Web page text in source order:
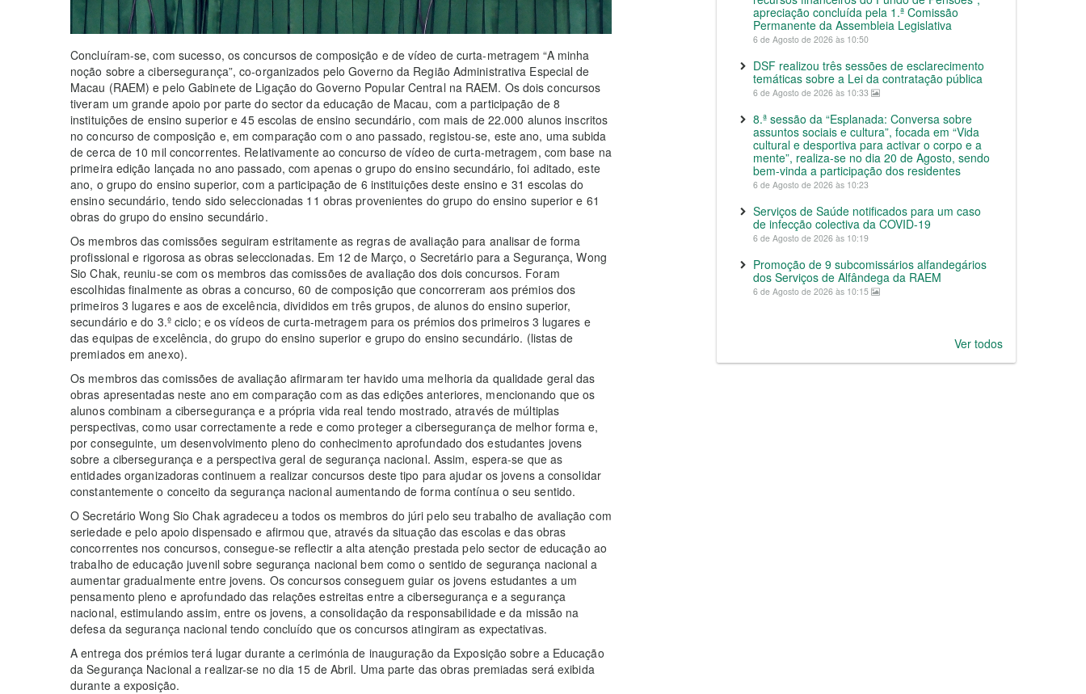
Concluíram-se, com sucesso, os concursos de composição e de vídeo de curta-metragem “A minha
noção sobre a cibersegurança”, co-organizados pelo Governo da Região Administrativa Especial de
Macau (RAEM) e pelo Gabinete de Ligação do Governo Popular Central na RAEM. Os dois concursos
tiveram um grande apoio por parte do sector da educação de Macau, com a participação de 8
instituições de ensino superior e 45 escolas de ensino secundário, com mais de 22.000 alunos inscritos
no concurso de composição e, em comparação com o ano passado, registou-se, este ano, uma subida
de cerca de 10 mil concorrentes. Relativamente ao concurso de vídeo de curta-metragem, com base na
primeira edição lançada no ano passado, com apenas o grupo do ensino secundário, foi aditado, este
ano, o grupo do ensino superior, com a participação de 6 instituições deste ensino e 31 escolas do
ensino secundário, tendo sido seleccionadas 11 obras provenientes do grupo do ensino superior e 61
obras do grupo do ensino secundário.
Os membros das comissões seguiram estritamente as regras de avaliação para analisar de forma
profissional e rigorosa as obras seleccionadas. Em 12 de Março, o Secretário para a Segurança, Wong
Sio Chak, reuniu-se com os membros das comissões de avaliação dos dois concursos. Foram
escolhidas finalmente as obras a concurso, 60 de composição que concorreram aos prémios dos
primeiros 3 lugares e aos de excelência, divididos em três grupos, de alunos do ensino superior,
secundário e do 3.º ciclo; e os vídeos de curta-metragem para os prémios dos primeiros 3 lugares e
das equipas de excelência, do grupo do ensino superior e grupo do ensino secundário. (listas de
premiados em anexo).
Os membros das comissões de avaliação afirmaram ter havido uma melhoria da qualidade geral das
obras apresentadas neste ano em comparação com as das edições anteriores, mencionando que os
alunos combinam a cibersegurança e a própria vida real tendo mostrado, através de múltiplas
perspectivas, como usar correctamente a rede e como proteger a cibersegurança de melhor forma e,
por conseguinte, um desenvolvimento pleno do conhecimento aprofundado dos estudantes jovens
sobre a cibersegurança e a perspectiva geral de segurança nacional. Assim, espera-se que as
entidades organizadoras continuem a realizar concursos deste tipo para ajudar os jovens a consolidar
constantemente o conceito da segurança nacional aumentando de forma contínua o seu sentido.
O Secretário Wong Sio Chak agradeceu a todos os membros do júri pelo seu trabalho de avaliação com
seriedade e pelo apoio dispensado e afirmou que, através da situação das escolas e das obras
concorrentes nos concursos, consegue-se reflectir a alta atenção prestada pelo sector de educação ao
trabalho de educação juvenil sobre segurança nacional bem como o sentido de segurança nacional a
aumentar gradualmente entre jovens. Os concursos conseguem guiar os jovens estudantes a um
pensamento pleno e aprofundado das relações estreitas entre a cibersegurança e a segurança
nacional, estimulando assim, entre os jovens, a consolidação da responsabilidade e da missão na
defesa da segurança nacional tendo concluído que os concursos atingiram as expectativas.
A entrega dos prémios terá lugar durante a cerimónia de inauguração da Exposição sobre a Educação
da Segurança Nacional a realizar-se no dia 15 de Abril. Uma parte das obras premiadas será exibida
durante a exposição.
apreciação concluída pela 1.ª Comissão
Permanente da Assembleia Legislativa
6 de Agosto de 2026 às 10:50
DSF realizou três sessões de esclarecimento
temáticas sobre a Lei da contratação pública
6 de Agosto de 2026 às 10:33
8.ª sessão da “Esplanada: Conversa sobre
assuntos sociais e cultura”, focada em “Vida
cultural e desportiva para activar o corpo e a
mente”, realiza-se no dia 20 de Agosto, sendo
bem-vinda a participação dos residentes
6 de Agosto de 2026 às 10:23
Serviços de Saúde notificados para um caso
de infecção colectiva da COVID-19
6 de Agosto de 2026 às 10:19
Promoção de 9 subcomissários alfandegários
dos Serviços de Alfândega da RAEM
6 de Agosto de 2026 às 10:15
Ver todos